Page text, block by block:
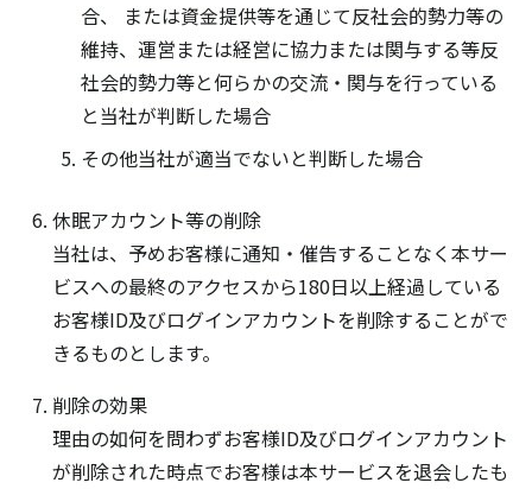
合、 または資金提供等を通じて反社会的勢力等の
維持、運営または経営に協力または関与する等反
社会的勢力等と何らかの交流・関与を行っている
と当社が判断した場合
その他当社が適当でないと判断した場合
休眠アカウント等の削除
当社は、予めお客様に通知・催告することなく本サー
ビスへの最終のアクセスから180日以上経過している
お客様ID及びログインアカウントを削除することがで
きるものとします。
削除の効果
理由の如何を問わずお客様ID及びログインアカウント
が削除された時点でお客様は本サービスを退会したも